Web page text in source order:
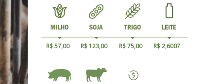
R$ 57,00 R$ 123,00 R$ 75,00 R$ 2,6007